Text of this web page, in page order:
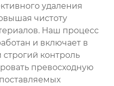
удаления
чистоту
Наш процесс
и включает в
строгий контроль
превосходную